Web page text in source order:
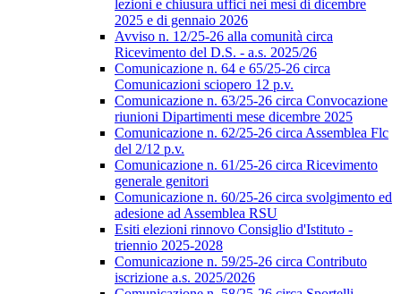
lezioni e chiusura uffici nei mesi di dicembre
2025 e di gennaio 2026
Avviso n. 12/25-26 alla comunità circa
Ricevimento del D.S. - a.s. 2025/26
Comunicazione n. 64 e 65/25-26 circa
Comunicazioni sciopero 12 p.v.
Comunicazione n. 63/25-26 circa Convocazione
riunioni Dipartimenti mese dicembre 2025
Comunicazione n. 62/25-26 circa Assemblea Flc
del 2/12 p.v.
Comunicazione n. 61/25-26 circa Ricevimento
generale genitori
Comunicazione n. 60/25-26 circa svolgimento ed
adesione ad Assemblea RSU
Esiti elezioni rinnovo Consiglio d'Istituto -
triennio 2025-2028
Comunicazione n. 59/25-26 circa Contributo
iscrizione a.s. 2025/2026